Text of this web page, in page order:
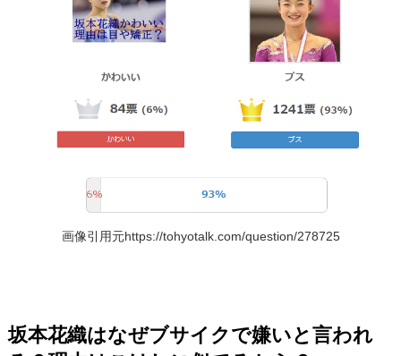
画像引用元https://tohyotalk.com/question/278725
坂本花織はなぜブサイクで嫌いと言われ